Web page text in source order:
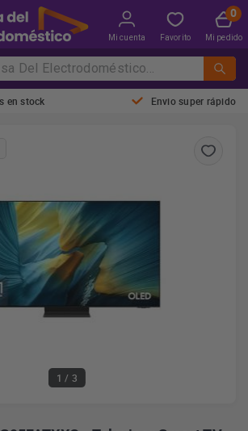
Mi cuenta Favorito Mi pedido
en stock Envio super rápido
1 / 3